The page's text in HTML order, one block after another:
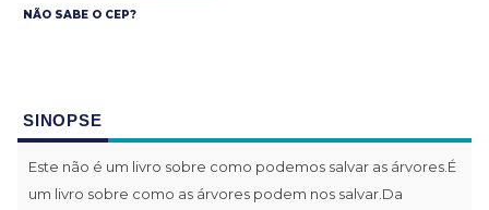
NÃO SABE O CEP?
SINOPSE
Este não é um livro sobre como podemos salvar as árvores.É
um livro sobre como as árvores podem nos salvar.Da